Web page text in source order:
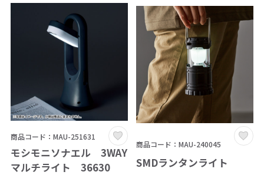
商品コード：MAU-251631
モシモニソナエル 3WAY
マルチライト 36630
商品コード：MAU-240045
SMDランタンライト